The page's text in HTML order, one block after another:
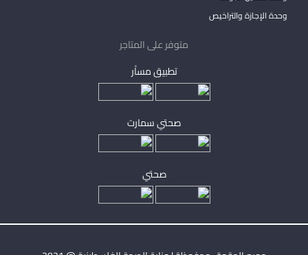
وحدة الإجازة والتراخيص
متوفر على المتاجر
تطبيق مساْر
صحتي سمارت
صحتي